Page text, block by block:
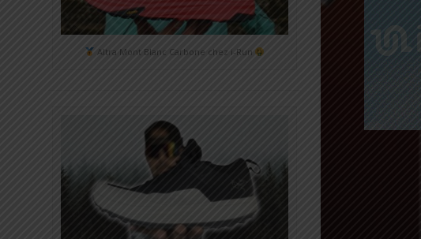
Altra Mont Blanc Carbone chez i-Run